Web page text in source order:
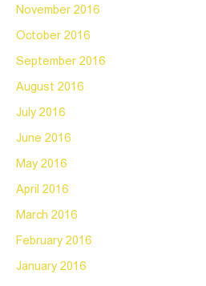
November 2016
October 2016
September 2016
August 2016
July 2016
June 2016
May 2016
April 2016
March 2016
February 2016
January 2016